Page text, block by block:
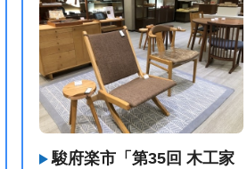
駿府楽市「第35回 木工家